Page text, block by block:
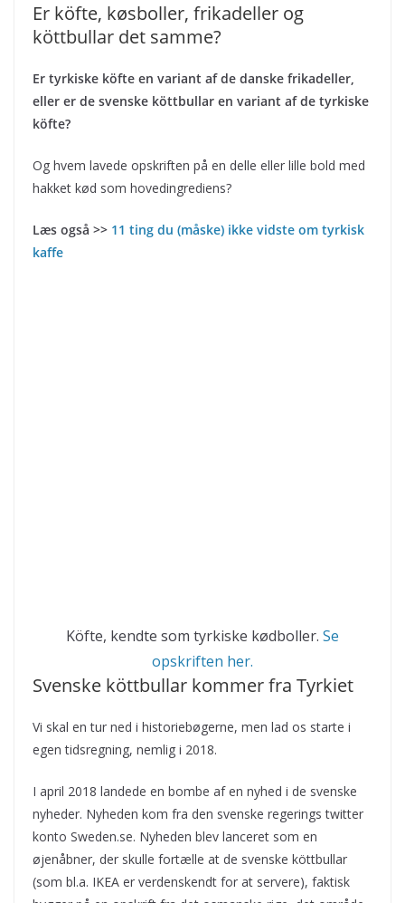
Er köfte, køsboller, frikadeller og
köttbullar det samme?
Er tyrkiske köfte en variant af de danske frikadeller,
eller er de svenske köttbullar en variant af de tyrkiske
köfte?
Og hvem lavede opskriften på en delle eller lille bold med
hakket kød som hovedingrediens?
Læs også >> 11 ting du (måske) ikke vidste om tyrkisk
kaffe
Köfte, kendte som tyrkiske kødboller. Se
opskriften her.
Svenske köttbullar kommer fra Tyrkiet
Vi skal en tur ned i historiebøgerne, men lad os starte i
egen tidsregning, nemlig i 2018.
I april 2018 landede en bombe af en nyhed i de svenske
nyheder. Nyheden kom fra den svenske regerings twitter
konto Sweden.se. Nyheden blev lanceret som en
øjenåbner, der skulle fortælle at de svenske köttbullar
(som bl.a. IKEA er verdenskendt for at servere), faktisk